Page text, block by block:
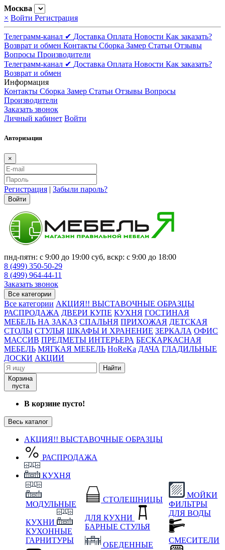
Москва
× Войти Регистрация
Телеграмм-канал ✔ Доставка Оплата Новости Как заказать?
Возврат и обмен Контакты Сборка Замер Статьи Отзывы
Вопросы Производители
Телеграмм-канал ✔ Доставка Оплата Новости Как заказать?
Возврат и обмен
Информация
Контакты Сборка Замер Статьи Отзывы Вопросы
Производители
Заказать звонок
Личный кабинет Войти
Авторизация
×
Регистрация | Забыли пароль?
Войти
пнд-пятн: с 9:00 до 19:00 суб, вскр: с 9:00 до 18:00
8 (499) 350-50-29
8 (499) 964-44-11
Заказать звонок
Все категории
Все категории АКЦИЯ!! ВЫСТАВОЧНЫЕ ОБРАЗЦЫ
РАСПРОДАЖА ДВЕРИ КУПЕ КУХНЯ ГОСТИНАЯ
МЕБЕЛЬ НА ЗАКАЗ СПАЛЬНЯ ПРИХОЖАЯ ДЕТСКАЯ
СТОЛЫ СТУЛЬЯ ШКАФЫ И ХРАНЕНИЕ ЗЕРКАЛА ОФИС
МАССИВ ПРЕДМЕТЫ ИНТЕРЬЕРА БЕСКАРКАСНАЯ
МЕБЕЛЬ МЯГКАЯ МЕБЕЛЬ HoReKa ДАЧА ГЛАДИЛЬНЫЕ
ДОСКИ АКЦИИ
Найти
Корзина
пуста
В корзине пусто!
Весь каталог
АКЦИЯ!! ВЫСТАВОЧНЫЕ ОБРАЗЦЫ
РАСПРОДАЖА
КУХНЯ
МОДУЛЬНЫЕ
КУХНИ
КУХОННЫЕ
ГАРНИТУРЫ
СТОЛЕШНИЦЫ
ДЛЯ КУХНИ
БАРНЫЕ СТУЛЬЯ
ОБЕДЕННЫЕ
МОЙКИ
ФИЛЬТРЫ
ДЛЯ ВОДЫ
СМЕСИТЕЛИ